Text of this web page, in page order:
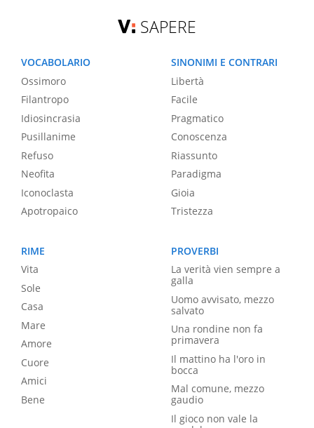
SAPERE
VOCABOLARIO
Ossimoro
Filantropo
Idiosincrasia
Pusillanime
Refuso
Neofita
Iconoclasta
Apotropaico
SINONIMI E CONTRARI
Libertà
Facile
Pragmatico
Conoscenza
Riassunto
Paradigma
Gioia
Tristezza
RIME
Vita
Sole
Casa
Mare
Amore
Cuore
Amici
Bene
PROVERBI
La verità vien sempre a
galla
Uomo avvisato, mezzo
salvato
Una rondine non fa
primavera
Il mattino ha l'oro in
bocca
Mal comune, mezzo
gaudio
Il gioco non vale la